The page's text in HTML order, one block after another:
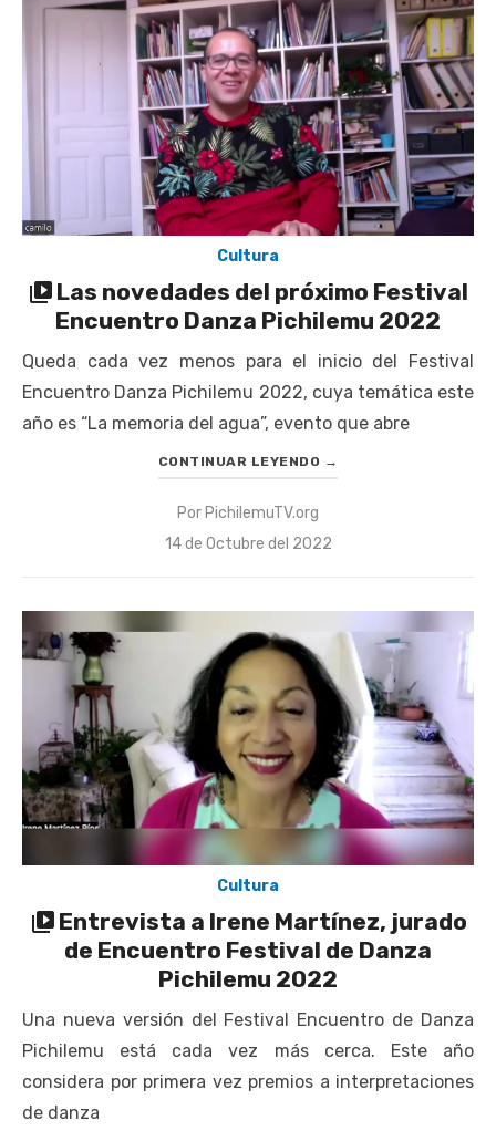
UOH y Municipalidad de Machalí suscriben convenio para
esterilización de mascotas
Hospital de Santa Cruz y Atención Primaria fortalecen
alianza para mejorar el acceso a la atención
gastroenterológica
Rector y diputado Neumann se refieren a cuestionamientos
al CFT O’Higgins
Valparaíso vuelve a posicionarse como la ciudad con la
conexión a internet más rápida del mundo
Cultura
Las novedades del próximo Festival
Encuentro Danza Pichilemu 2022
Queda cada vez menos para el inicio del Festival
Encuentro Danza Pichilemu 2022, cuya temática este
año es “La memoria del agua”, evento que abre
CONTINUAR LEYENDO →
Por PichilemuTV.org
Publicado
14 de Octubre del 2022
Cultura
Entrevista a Irene Martínez, jurado
de Encuentro Festival de Danza
Pichilemu 2022
Una nueva versión del Festival Encuentro de Danza
Pichilemu está cada vez más cerca. Este año
considera por primera vez premios a interpretaciones
de danza